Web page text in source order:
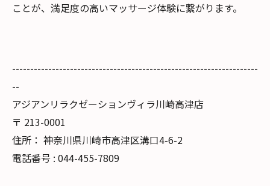
ことが、満足度の高いマッサージ体験に繋がります。
--------------------------------------------------------------------
--
アジアンリラクゼーションヴィラ川崎高津店
〒 213-0001
住所： 神奈川県川崎市高津区溝口4-6-2
電話番号 : 044-455-7809